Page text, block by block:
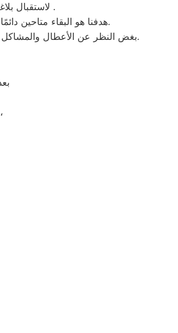
، لاستقبال بلاغات الأعطال فاجور والشكاوى في المعادى . من الساعة السابعة صباحاً حتى العاشرة مساءً بتوقيت المعادى في منطقة المعادى .
هدفنا هو البقاء متاحين دائمًا لخدمة سيادتكم عند الاتصال برقم خدمة فاجور الموحَّد، وهو 01154008110. نحن نؤدي صيانة لأي جهاز من جهزة فاجور في المعادى بحضرتكم.
بغض النظر عن الأعطال والمشاكل التي تواجهها، يجب عدم سحب الجهاز تحت أي ظرف من الظروف. يتم تنفيذ الصيانة على يد فنيي فاجور في مدينة المعادى بشكلٍ فوري عند حضورهم.
والذى يدعمك بصيانة مجانيه من قبل المختص خلال فترة الضمان مع زيارة بعد فترة للتأكد من سلامه وكفائة الجهاز ،